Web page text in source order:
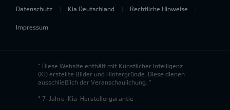
Datenschutz Kia Deutschland Rechtliche Hinweise
Impressum
* Diese Website enthält mit Künstlicher Intelligenz
(KI) erstellte Bilder und Hintergründe. Diese dienen
ausschließlich der Veranschaulichung. *
* 7-Jahre-Kia-Herstellergarantie